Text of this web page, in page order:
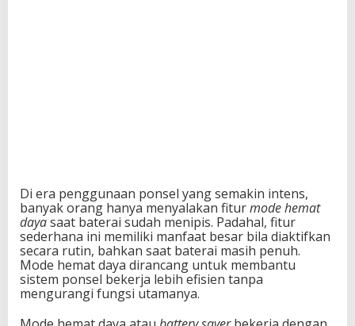
Di era penggunaan ponsel yang semakin intens,
banyak orang hanya menyalakan fiturmode hemat
dayasaat baterai sudah menipis. Padahal, fitur
sederhana ini memiliki manfaat besar bila diaktifkan
secara rutin, bahkan saat baterai masih penuh.
Mode hemat daya dirancang untuk membantu
sistem ponsel bekerja lebih efisien tanpa
mengurangi fungsi utamanya.